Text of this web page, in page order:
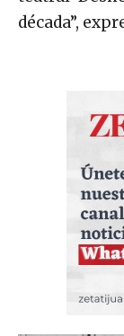
década”,